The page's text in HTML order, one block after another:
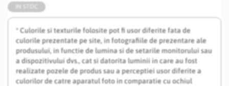
* Culorile si texturile folosite pot fi usor diferite fata de
culorile prezentate pe site, in fotografiile de prezentare ale
produsului, in functie de lumina si de setarile monitorului sau
a dispozitivului dvs., cat si datorita luminii in care au fost
realizate pozele de produs sau a perceptiei usor diferite a
culorilor de catre aparatul foto in comparatie cu ochiul